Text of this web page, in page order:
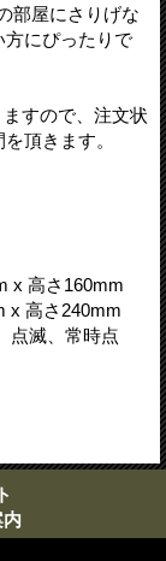
部屋にさりげな
方にぴったりで
すので、注文状
頂きます。
さ160mm
さ240mm
滅、常時点